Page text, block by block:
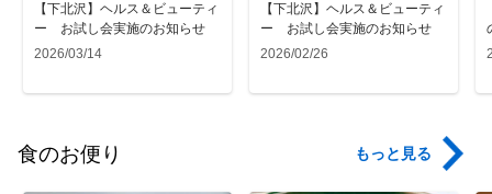
【下北沢】ヘルス＆ビューティ
ー お試し会実施のお知らせ
2026/03/14
【下北沢】ヘルス＆ビューティ
ー お試し会実施のお知らせ
2026/02/26
食のお便り もっと見る